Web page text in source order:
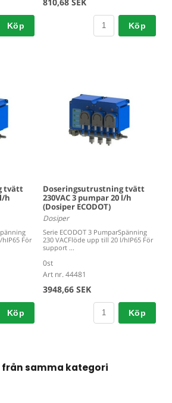
Köp Köp
tvätt
h
För
Köp
Doseringsutrustning tvätt
230VAC 3 pumpar 20 l/h
(Dosiper ECODOT)
Dosiper
Serie ECODOT 3 PumparSpänning
230 VACFlöde upp till 20 l/hIP65 För
support ...
0st
Art nr. 44481
3948,66 SEK
Köp
samma kategori